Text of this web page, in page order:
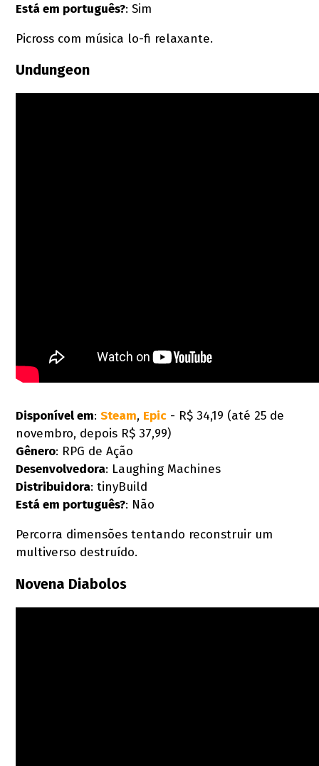
Está em português?: Sim
Picross com música lo-fi relaxante.
Undungeon
Disponível em:Steam, Epic - R$ 34,19 (até 25 de
novembro, depois R$ 37,99)
Gênero: RPG de Ação
Desenvolvedora: Laughing Machines
Distribuidora: tinyBuild
Está em português?: Não
Percorra dimensões tentando reconstruir um
multiverso destruído.
Novena Diabolos